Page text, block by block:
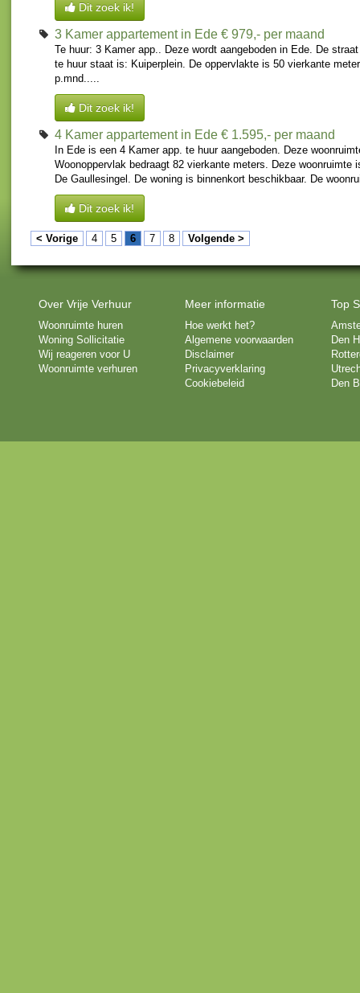
Dit zoek ik!
3 Kamer appartement in Ede € 979,- per maand
Te huur: 3 Kamer app.. Deze wordt aangeboden in Ede. De
te huur staat is: Kuiperplein. De oppervlakte is 50 vierkante
p.mnd.....
Dit zoek ik!
4 Kamer appartement in Ede € 1.595,- per maand
In Ede is een 4 Kamer app. te huur aangeboden. Deze
Woonoppervlak bedraagt 82 vierkante meters. Deze woonruimte
De Gaullesingel. De woning is binnenkort beschikbaar. De
Dit zoek ik!
< Vorige 4 5 6 7 8 Volgende >
Over Vrije Verhuur
Woonruimte huren
Woning Sollicitatie
Wij reageren voor U
Woonruimte verhuren
Meer informatie
Hoe werkt het?
Algemene voorwaarden
Disclaimer
Privacyverklaring
Cookiebeleid
Top
Den
Den